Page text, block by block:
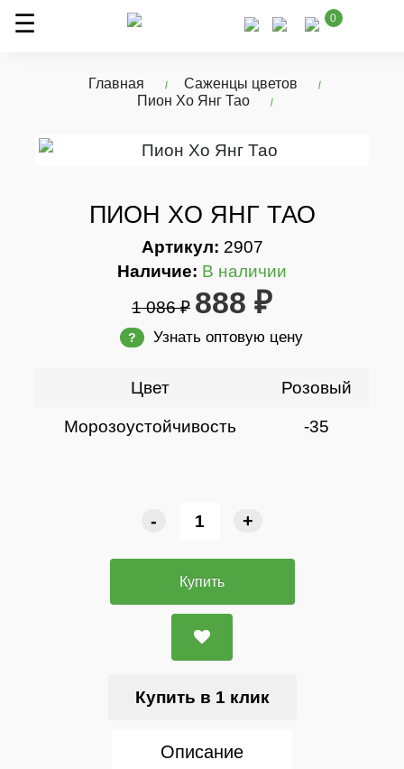
0
Главная
Саженцы цветов
Пион Xо Янг Тао
ПИОН XО ЯНГ ТАО
Артикул: 2907
Наличие: В наличии
1 086 ₽ 888 ₽
? Узнать оптовую цену
Цвет Розовый
Морозоустойчивость -35
- +
Купить
Купить в 1 клик
Описание